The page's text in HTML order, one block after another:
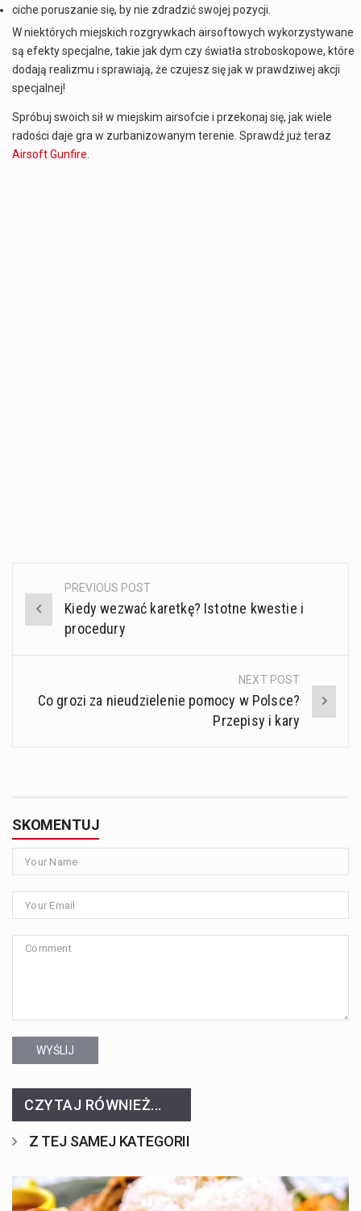
ciche poruszanie się, by nie zdradzić swojej pozycji.
W niektórych miejskich rozgrywkach airsoftowych wykorzystywane
są efekty specjalne, takie jak dym czy światła stroboskopowe, które
dodają realizmu i sprawiają, że czujesz się jak w prawdziwej akcji
specjalnej!
Spróbuj swoich sił w miejskim airsofcie i przekonaj się, jak wiele
radości daje gra w zurbanizowanym terenie. Sprawdź już teraz
Airsoft Gunfire
Post
navigation
PREVIOUS POST
Kiedy wezwać karetkę? Istotne kwestie i
procedury
NEXT POST
Co grozi za nieudzielenie pomocy w Polsce?
Przepisy i kary
SKOMENTUJ
WYŚLIJ
CZYTAJ RÓWNIEŻ...
Z TEJ SAMEJ KATEGORII